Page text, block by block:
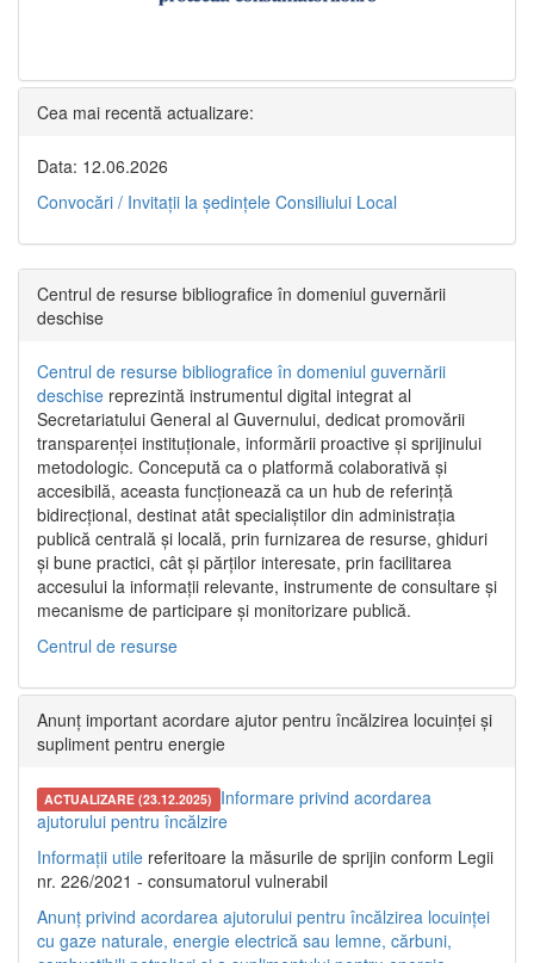
Cea mai recentă actualizare:
Data: 12.06.2026
Convocări / Invitaţii la şedinţele Consiliului Local
Centrul de resurse bibliografice în domeniul guvernării
deschise
Centrul de resurse bibliografice în domeniul guvernării
deschise reprezintă instrumentul digital integrat al
Secretariatului General al Guvernului, dedicat promovării
transparenței instituționale, informării proactive și sprijinului
metodologic. Concepută ca o platformă colaborativă și
accesibilă, aceasta funcționează ca un hub de referință
bidirecțional, destinat atât specialiștilor din administrația
publică centrală și locală, prin furnizarea de resurse, ghiduri
și bune practici, cât și părților interesate, prin facilitarea
accesului la informații relevante, instrumente de consultare și
mecanisme de participare și monitorizare publică.
Centrul de resurse
Anunț important acordare ajutor pentru încălzirea locuinței și
supliment pentru energie
ACTUALIZARE (23.12.2025) Informare privind acordarea
ajutorului pentru încălzire
Informații utile referitoare la măsurile de sprijin conform Legii
nr. 226/2021 - consumatorul vulnerabil
Anunț privind acordarea ajutorului pentru încălzirea locuinței
cu gaze naturale, energie electrică sau lemne, cărbuni,